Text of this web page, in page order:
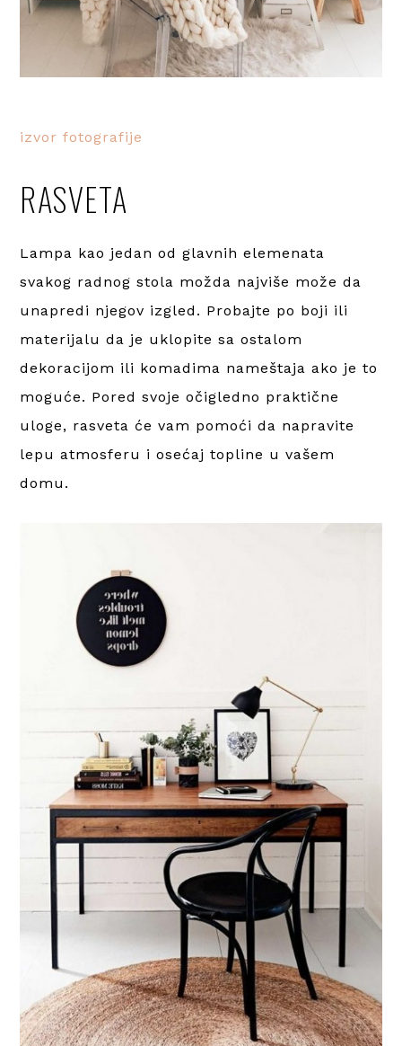
izvor fotografije
RASVETA
Lampa kao jedan od glavnih elemenata
svakog radnog stola možda najviše može da
unapredi njegov izgled. Probajte po boji ili
materijalu da je uklopite sa ostalom
dekoracijom ili komadima nameštaja ako je to
moguće. Pored svoje očigledno praktične
uloge, rasveta će vam pomoći da napravite
lepu atmosferu i osećaj topline u vašem
domu.